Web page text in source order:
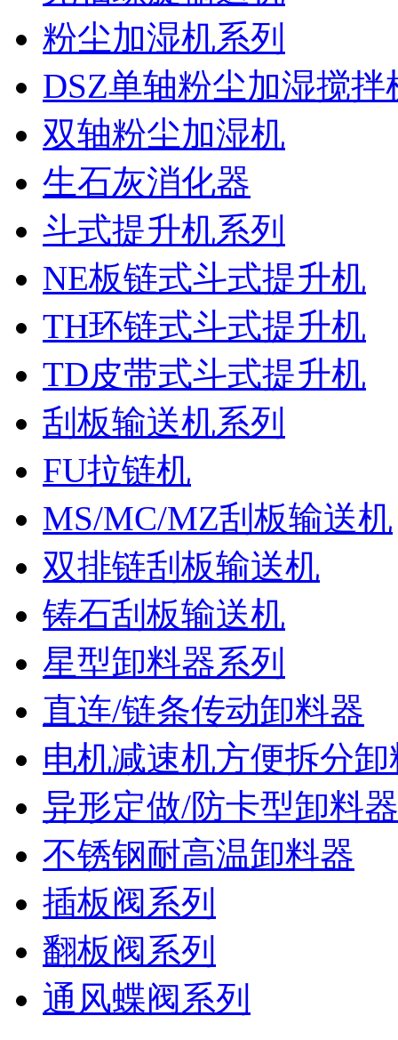
粉尘加湿机系列
DSZ单轴粉尘加湿搅拌
双轴粉尘加湿机
生石灰消化器
斗式提升机系列
NE板链式斗式提升机
TH环链式斗式提升机
TD皮带式斗式提升机
刮板输送机系列
FU拉链机
MS/MC/MZ刮板输送机
双排链刮板输送机
铸石刮板输送机
星型卸料器系列
直连/链条传动卸料器
电机减速机方便拆分卸
异形定做/防卡型卸料器
不锈钢耐高温卸料器
插板阀系列
翻板阀系列
通风蝶阀系列